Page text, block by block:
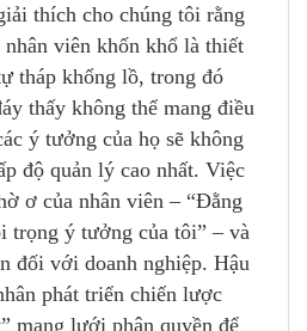
thích cho chúng tôi rằng
viên khốn khổ là thiết
tháp khổng lồ, trong đó
thấy không thể mang điều
ý tưởng của họ sẽ không
độ quản lý cao nhất. Việc
ơ của nhân viên – “Đằng
trọng ý tưởng của tôi” – và
đối với doanh nghiệp. Hậu
phát triển chiến lược
mạng lưới phân quyền để